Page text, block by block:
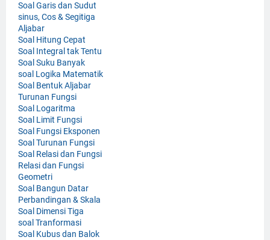
Soal Garis dan Sudut
sinus, Cos & Segitiga
Aljabar
Soal Hitung Cepat
Soal Integral tak Tentu
Soal Suku Banyak
soal Logika Matematik
Soal Bentuk Aljabar
Turunan Fungsi
Soal Logaritma
Soal Limit Fungsi
Soal Fungsi Eksponen
Soal Turunan Fungsi
Soal Relasi dan Fungsi
Relasi dan Fungsi
Geometri
Soal Bangun Datar
Perbandingan & Skala
Soal Dimensi Tiga
soal Tranformasi
Soal Kubus dan Balok